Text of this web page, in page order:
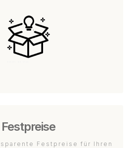
Festpreise
Festpreise für Ihren